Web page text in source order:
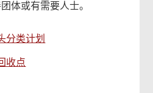
体或有需要人士。
分类计划
收点